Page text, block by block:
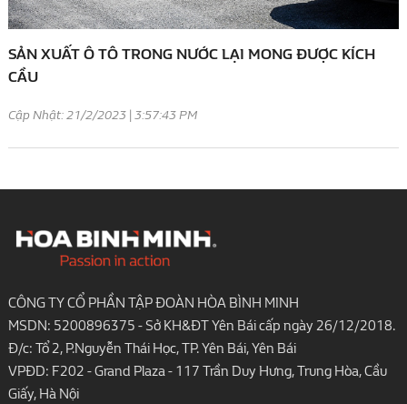
SẢN XUẤT Ô TÔ TRONG NƯỚC LẠI MONG ĐƯỢC KÍCH
CẦU
Cập Nhật: 21/2/2023 | 3:57:43 PM
CÔNG TY CỔ PHẦN TẬP ĐOÀN HÒA BÌNH MINH
MSDN: 5200896375 - Sở KH&ĐT Yên Bái cấp ngày 26/12/2018.
Đ/c: Tổ 2, P.Nguyễn Thái Học, TP. Yên Bái, Yên Bái
VPĐD: F202 - Grand Plaza - 117 Trần Duy Hưng, Trung Hòa, Cầu
Giấy, Hà Nội